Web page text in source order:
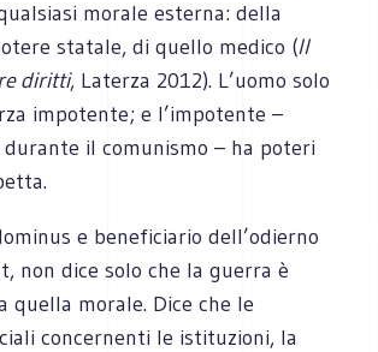
morale esterna: della
statale, di quello medico (Il
diritti, Laterza 2012). L’uomo solo
impotente; e l’impotente –
durante il comunismo – ha poteri
e beneficiario dell’odierno
non dice solo che la guerra è
quella morale. Dice che le
concernenti le istituzioni, la